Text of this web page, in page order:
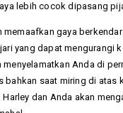
lebih cocok dipasang
gaya
yang dapat mengurangi
menyelamatkan Anda di
bahkan saat miring di atas
dan Anda akan